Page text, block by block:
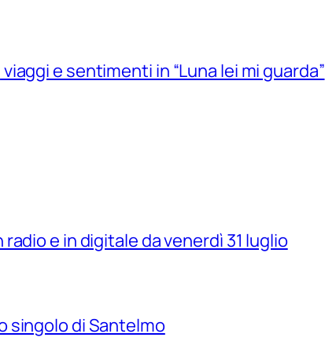
e sentimenti in “Luna lei mi guarda”
radio e in digitale da venerdì 31 luglio
singolo di Santelmo